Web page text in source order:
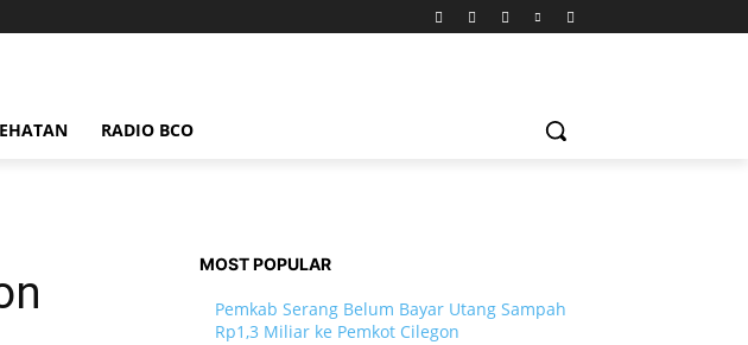
RADIO BCO
MOST POPULAR
Pemkab Serang Belum Bayar Utang Sampah
Rp1,3 Miliar ke Pemkot Cilegon